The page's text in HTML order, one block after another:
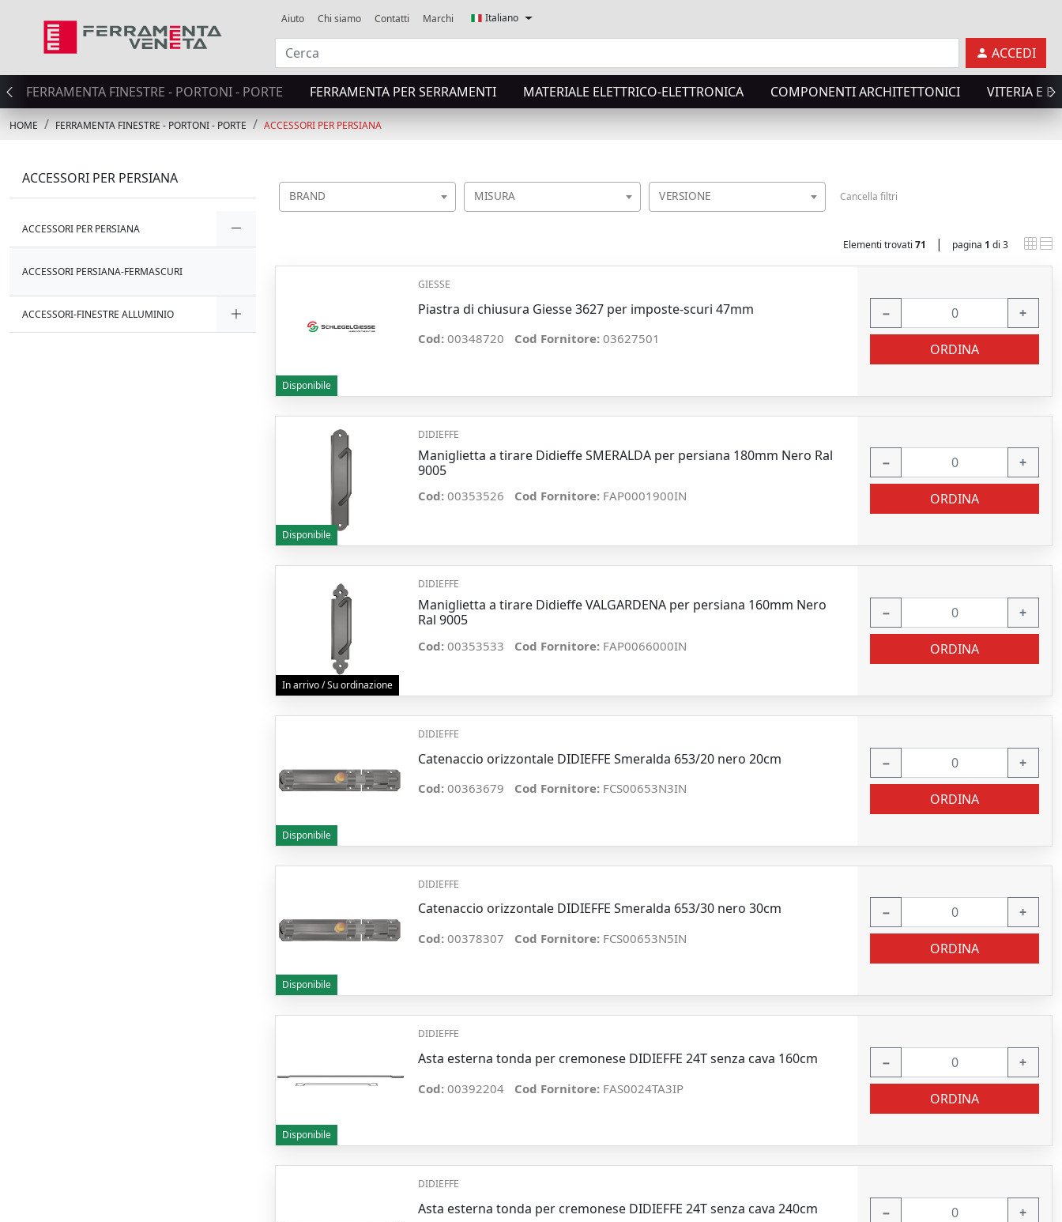
Aiuto Chi siamo Contatti Marchi Italiano
ACCEDI
FERRAMENTA FINESTRE - PORTONI - PORTE FERRAMENTA PER SERRAMENTI MATERIALE ELETTRICO-ELETTRONICA COMPONENTI ARCHITETTONICI VITERIA E
HOME FERRAMENTA FINESTRE - PORTONI - PORTE ACCESSORI PER PERSIANA
ACCESSORI PER PERSIANA
ACCESSORI PER PERSIANA
ACCESSORI PERSIANA-FERMASCURI
ACCESSORI-FINESTRE ALLUMINIO
BRAND MISURA VERSIONE Cancella filtri
Elementi trovati 71 | pagina 1 di 3
Disponibile
GIESSE
Piastra di chiusura Giesse 3627 per imposte-scuri 47mm
Cod: 00348720 Cod Fornitore: 03627501
− +
ORDINA
Disponibile
DIDIEFFE
Maniglietta a tirare Didieffe SMERALDA per persiana 180mm Nero Ral
9005
Cod: 00353526 Cod Fornitore: FAP0001900IN
− +
ORDINA
In arrivo / Su ordinazione
DIDIEFFE
Maniglietta a tirare Didieffe VALGARDENA per persiana 160mm Nero
Ral 9005
Cod: 00353533 Cod Fornitore: FAP0066000IN
− +
ORDINA
Disponibile
DIDIEFFE
Catenaccio orizzontale DIDIEFFE Smeralda 653/20 nero 20cm
Cod: 00363679 Cod Fornitore: FCS00653N3IN
− +
ORDINA
Disponibile
DIDIEFFE
Catenaccio orizzontale DIDIEFFE Smeralda 653/30 nero 30cm
Cod: 00378307 Cod Fornitore: FCS00653N5IN
− +
ORDINA
Disponibile
DIDIEFFE
Asta esterna tonda per cremonese DIDIEFFE 24T senza cava 160cm
Cod: 00392204 Cod Fornitore: FAS0024TA3IP
− +
ORDINA
DIDIEFFE
Asta esterna tonda per cremonese DIDIEFFE 24T senza cava 240cm − +